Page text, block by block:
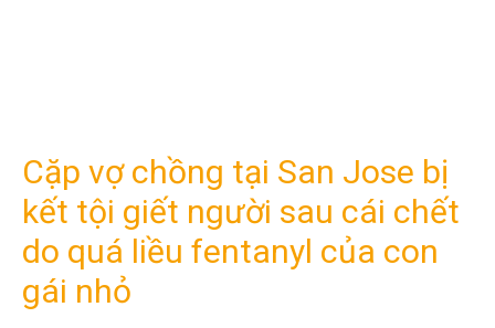
Cặp vợ chồng tại San Jose bị
kết tội giết người sau cái chết
do quá liều fentanyl của con
gái nhỏ